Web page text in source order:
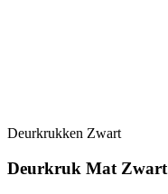
Deurkrukken Zwart
Deurkruk Mat Zwart